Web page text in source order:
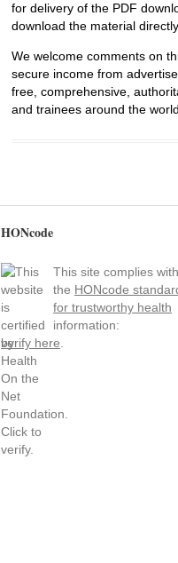
for delivery of the PDF
download the material
We welcome comments on
secure income from
free, comprehensive,
and trainees around the
HONcode
This site complies with
the HONcode
for trustworthy health
information:
verify here